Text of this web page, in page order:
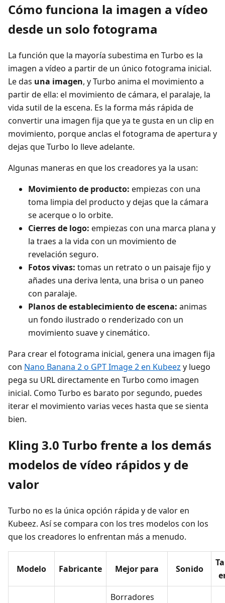
Cómo funciona la imagen a vídeo
desde un solo fotograma
La función que la mayoría subestima en Turbo es la
imagen a vídeo a partir de un único fotograma inicial.
Le das una imagen, y Turbo anima el movimiento a
partir de ella: el movimiento de cámara, el paralaje, la
vida sutil de la escena. Es la forma más rápida de
convertir una imagen fija que ya te gusta en un clip en
movimiento, porque anclas el fotograma de apertura y
dejas que Turbo lo lleve adelante.
Algunas maneras en que los creadores ya la usan:
Movimiento de producto: empiezas con una
toma limpia del producto y dejas que la cámara
se acerque o lo orbite.
Cierres de logo: empiezas con una marca plana y
la traes a la vida con un movimiento de
revelación seguro.
Fotos vivas: tomas un retrato o un paisaje fijo y
añades una deriva lenta, una brisa o un paneo
con paralaje.
Planos de establecimiento de escena: animas
un fondo ilustrado o renderizado con un
movimiento suave y cinemático.
Para crear el fotograma inicial, genera una imagen fija
con Nano Banana 2 o GPT Image 2 en Kubeez y luego
pega su URL directamente en Turbo como imagen
inicial. Como Turbo es barato por segundo, puedes
iterar el movimiento varias veces hasta que se sienta
bien.
Kling 3.0 Turbo frente a los demás
modelos de vídeo rápidos y de
valor
Turbo no es la única opción rápida y de valor en
Kubeez. Así se compara con los tres modelos con los
que los creadores lo enfrentan más a menudo.
Modelo Fabricante Mejor para Sonido
Borradores